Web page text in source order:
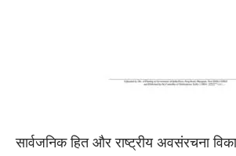
सार्वजनिक हित और राष्ट्रीय अवसंरचना